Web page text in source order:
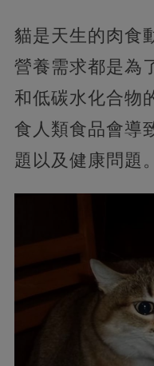
貓是天生的肉食
營養需求都是為
和低碳水化合物
食人類食品會導
題以及健康問題。